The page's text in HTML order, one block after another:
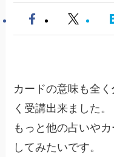
カードの意味も全
く受講出来ました。
もっと他の占いや
してみたいです。